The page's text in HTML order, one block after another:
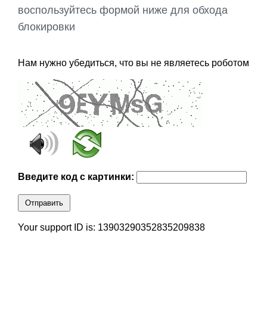
воспользуйтесь формой ниже для обхода
блокировки
Нам нужно убедиться, что вы не являетесь роботом
Введите код с картинки:
Отправить
Your support ID is: 13903290352835209838